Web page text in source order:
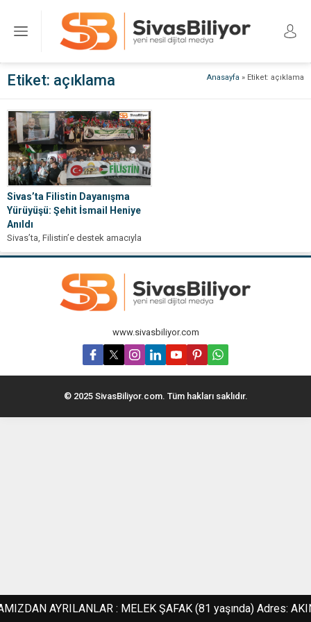
Anasayfa » Etiket: açıklama
Etiket: açıklama
Sivas’ta Filistin Dayanışma
Yürüyüşü: Şehit İsmail Heniye
Anıldı
Sivas’ta, Filistin’e destek amacıyla
gerçekleştirilen ve Şehit İsmail
yürüyüş, binlerce kişinin...
www.sivasbiliyor.com
© 2025 SivasBiliyor.com. Tüm hakları saklıdır.
AYRILANLAR : MELEK ŞAFAK (81 yaşında) Adres: